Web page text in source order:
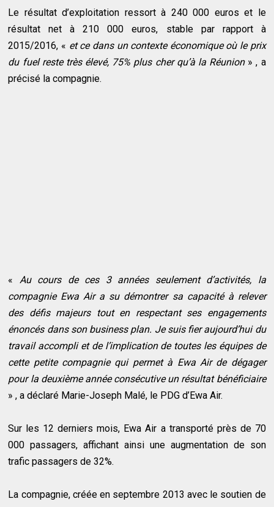
Le résultat d’exploitation ressort à 240 000 euros et le
résultat net à 210 000 euros, stable par rapport à
2015/2016, « et ce dans un contexte économique où le prix
du fuel reste très élevé, 75% plus cher qu’à la Réunion » , a
précisé la compagnie.
« Au cours de ces 3 années seulement d’activités, la
compagnie Ewa Air a su démontrer sa capacité à relever
des défis majeurs tout en respectant ses engagements
énoncés dans son business plan. Je suis fier aujourd’hui du
travail accompli et de l’implication de toutes les équipes de
cette petite compagnie qui permet à Ewa Air de dégager
pour la deuxième année consécutive un résultat bénéficiaire
» , a déclaré Marie-Joseph Malé, le PDG d’Ewa Air.
Sur les 12 derniers mois, Ewa Air a transporté près de 70
000 passagers, affichant ainsi une augmentation de son
trafic passagers de 32%.
La compagnie, créée en septembre 2013 avec le soutien de